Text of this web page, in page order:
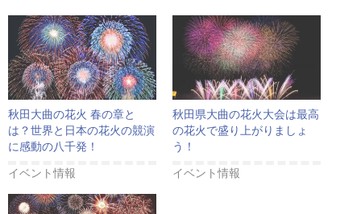
秋田大曲の花火 春の章と
は？世界と日本の花火の競演
に感動の八千発！
イベント情報
秋田県大曲の花火大会は最高
の花火で盛り上がりましょ
う！
イベント情報